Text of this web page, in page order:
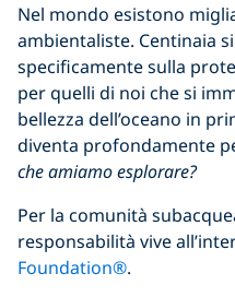
Nel mondo esistono
ambientaliste. Centinaia
specificamente sulla
per quelli di noi che si
bellezza dell’oceano in
diventa profondamente
che amiamo esplorare?
Per la comunità
responsabilità vive
Foundation®.